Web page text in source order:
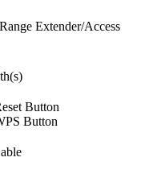
Extender/Access
Button
Button